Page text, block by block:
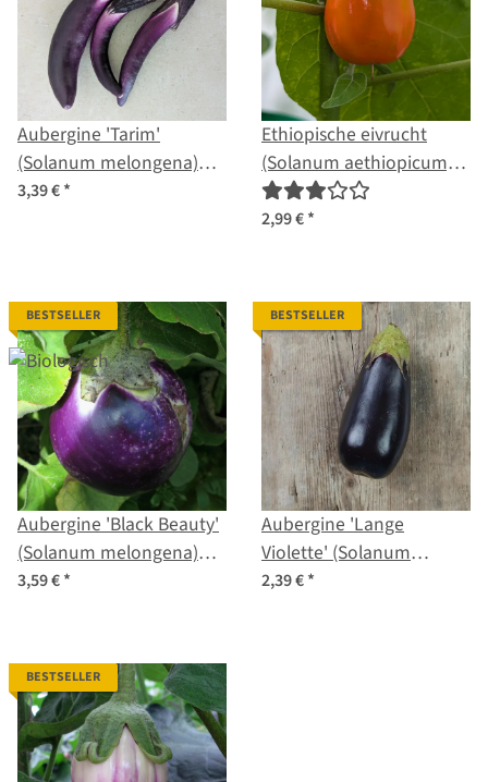
Aubergine 'Tarim'
(Solanum melongena)
biologisch zaad
3,39 €*
Ethiopische eivrucht
(Solanum aethiopicum)
zaden
2,99 €*
BESTSELLER
Aubergine 'Black Beauty'
(Solanum melongena)
bio zaad
3,59 €*
BESTSELLER
Aubergine 'Lange
Violette' (Solanum
melongena) zaden
2,39 €*
BESTSELLER